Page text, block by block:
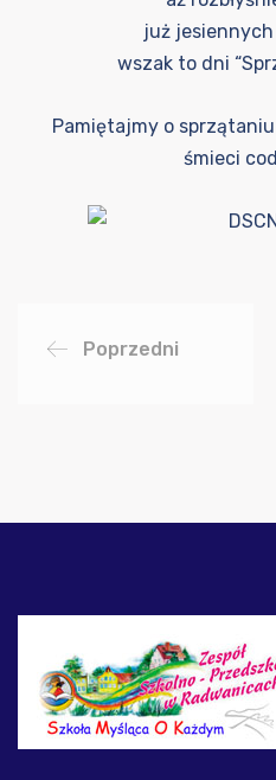
już
wszak to dni
Pamiętajmy o
śmieci
Poprzedni